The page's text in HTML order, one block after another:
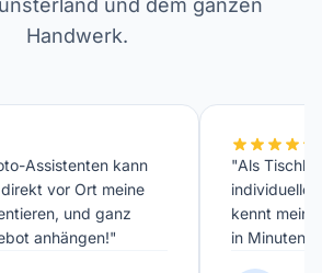
und dem ganzen
Handwerk.
Assistenten kann
vor Ort meine
und ganz
anhängen!"
"Als
individuelle
kennt
in Minuten